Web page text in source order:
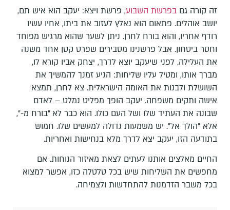
זה קורה גם בפרשת השבוע, פרשת ויצא: יעקב הוא איש תם,
יושב אוהלים. פתאום הוא נאלץ לעזוב את ביתו, אחיו עשיו
רודף אחריו, והוא בורח לחרן. ניתן לשער שהוא מרגיש מפוחד
וחסר ביטחון. אבל פרשנינו מסבירים שפרט קטן אחד משנה
את העלילה. לפני שיעקב יוצא לדרך, יצחק אביו קורא לו,
מברך אותו, ומטיל עליו שליחות: הגיע זמנך להמשיך את
השושלת ולבנות את האומה הישראלית. צא לחרן, תמצא
אישה ותקים משפחה. יעקב הופך מפליט נמלט – לאדם
שבונה את העתיד שלו ושל העם כולו. הוא כבר לא "בורח מ-",
אלא "הולך אל". יש משמעות גדולה למעשים שלו. חמוש
בתודעה הזו, יעקב יצא לדרך מלא בנחישות ואחריות.
החיים מאלצים אותנו לעתים לצאת מאיזור הנוחות. אם
מחפשים את השליחות שיש בכל טלטלה כזו, אפשר למצוא
בכל משבר הזדמנות להתחדשות ולצמיחה.